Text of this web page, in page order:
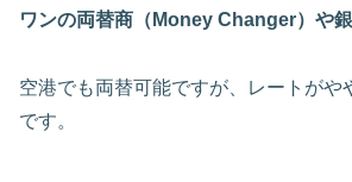
ワンの両替商（Money Changer）や
空港でも両替可能ですが、レートがや
です。